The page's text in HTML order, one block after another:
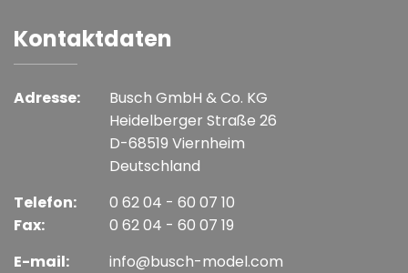
Kontaktdaten
Adresse:
Busch GmbH & Co. KG
Heidelberger Straße 26
D-68519 Viernheim
Deutschland
Telefon:
Fax:
0 62 04 - 60 07 10
0 62 04 - 60 07 19
E-mail:
info@busch-model.com